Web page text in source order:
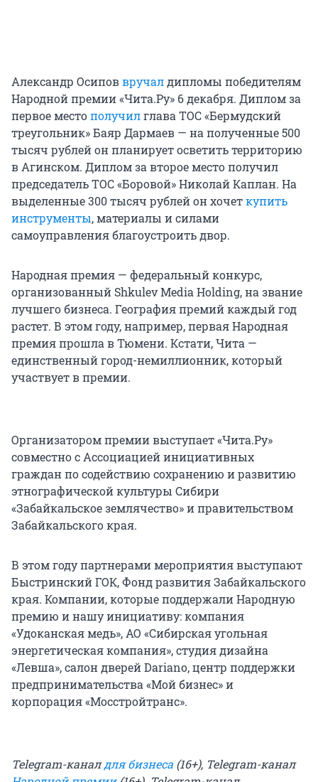
Александр Осиповвручалдипломы победителям
Народной премии «Чита.Ру» 6 декабря. Диплом за
первое местополучилглава ТОС «Бермудский
треугольник» Баяр Дармаев — на полученные 500
тысяч рублей он планирует осветить территорию
в Агинском. Диплом за второе место получил
председатель ТОС «Боровой» Николай Каплан. На
выделенные 300 тысяч рублей он хочеткупить
инструменты, материалы и силами
самоуправления благоустроить двор.
Народная премия — федеральный конкурс,
организованный Shkulev Media Holding, на звание
лучшего бизнеса. География премий каждый год
растет. В этом году, например, первая Народная
премия прошла в Тюмени. Кстати, Чита —
единственный город-немиллионник, который
участвует в премии.
Организатором премии выступает «Чита.Ру»
совместно с Ассоциацией инициативных
граждан по содействию сохранению и развитию
этнографической культуры Сибири
«Забайкальское землячество» и правительством
Забайкальского края.
В этом году партнерами мероприятия выступают
Быстринский ГОК, Фонд развития Забайкальского
края. Компании, которые поддержали Народную
премию и нашу инициативу: компания
«Удоканская медь», АО «Сибирская угольная
энергетическая компания», студия дизайна
«Левша», салон дверей Dariano, центр поддержки
предпринимательства «Мой бизнес» и
корпорация «Мосстройтранс».
Telegram-каналдля бизнеса (16+), Telegram-канал